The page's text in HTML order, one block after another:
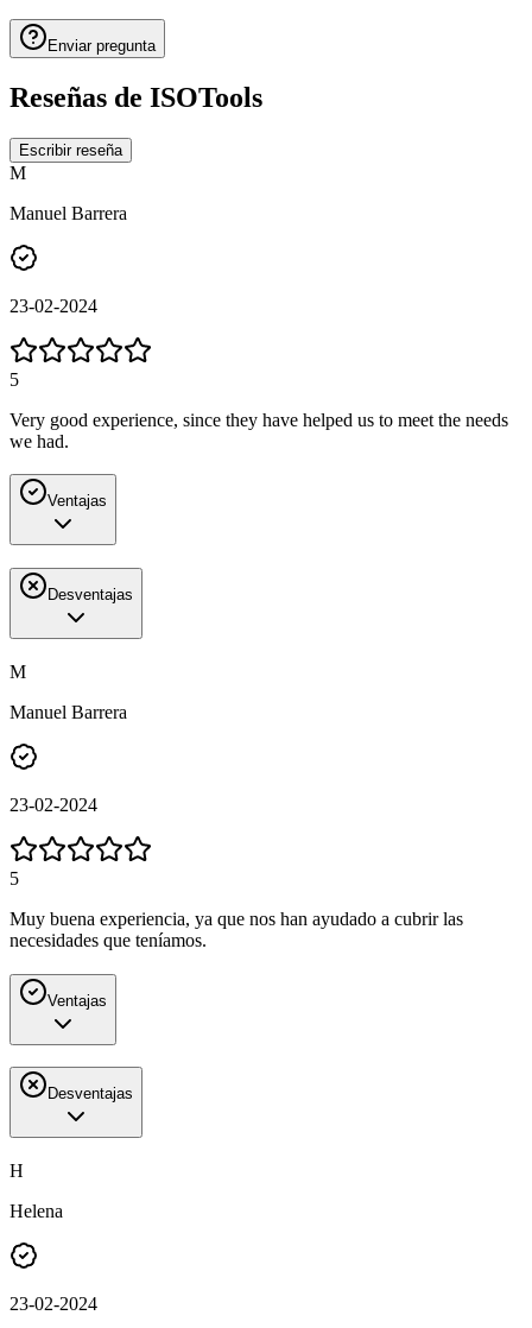
Enviar pregunta
Reseñas de ISOTools
Escribir reseña
M
Manuel Barrera
23-02-2024
5
Very good experience, since they have helped us to meet the needs
we had.
Ventajas
Desventajas
M
Manuel Barrera
23-02-2024
5
Muy buena experiencia, ya que nos han ayudado a cubrir las
necesidades que teníamos.
Ventajas
Desventajas
H
Helena
23-02-2024